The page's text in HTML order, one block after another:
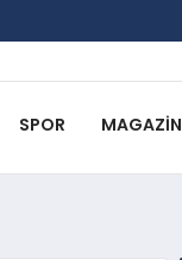
SPOR MAGAZIN